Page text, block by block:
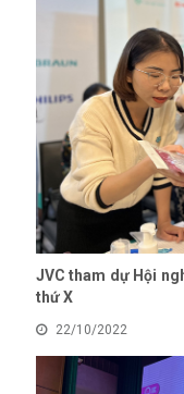
JVC tham dự Hội
thứ X
22/10/2022